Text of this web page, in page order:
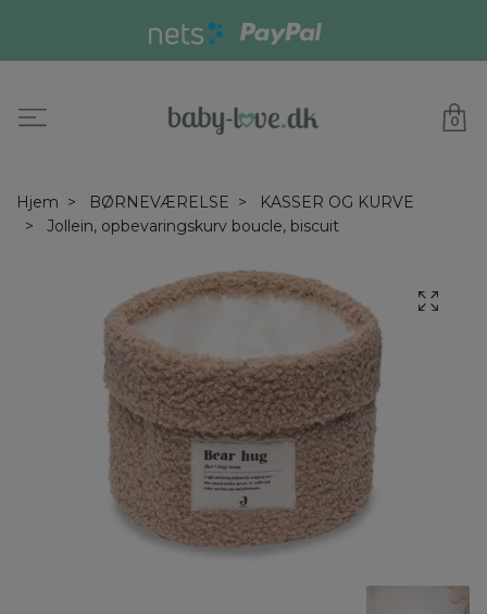
0
Hjem BØRNEVÆRELSE
KASSER OG KURVE
Jollein, opbevaringskurv boucle, biscuit